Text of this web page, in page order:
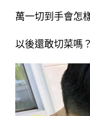
萬一切到手會怎
以後還敢切菜嗎？